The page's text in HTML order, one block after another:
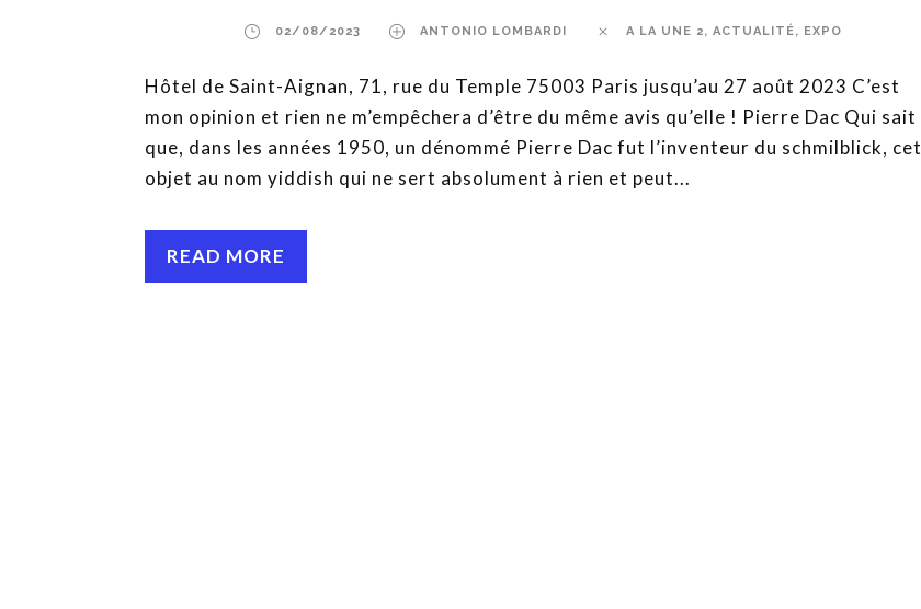
02/08/2023 ANTONIO LOMBARDI A LA UNE 2, ACTUALITÉ, EXPO
Hôtel de Saint-Aignan, 71, rue du Temple 75003 Paris jusqu’au 27 août 2023 C’est
mon opinion et rien ne m’empêchera d’être du même avis qu’elle ! Pierre Dac Qui sait
que, dans les années 1950, un dénommé Pierre Dac fut l’inventeur du schmilblick, cet
objet au nom yiddish qui ne sert absolument à rien et peut...
READ MORE